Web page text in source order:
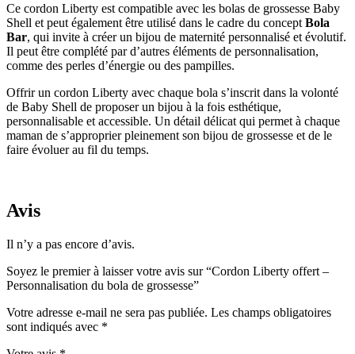
Ce cordon Liberty est compatible avec les bolas de grossesse Baby
Shell et peut également être utilisé dans le cadre du concept Bola
Bar, qui invite à créer un bijou de maternité personnalisé et évolutif.
Il peut être complété par d’autres éléments de personnalisation,
comme des perles d’énergie ou des pampilles.
Offrir un cordon Liberty avec chaque bola s’inscrit dans la volonté
de Baby Shell de proposer un bijou à la fois esthétique,
personnalisable et accessible. Un détail délicat qui permet à chaque
maman de s’approprier pleinement son bijou de grossesse et de le
faire évoluer au fil du temps.
Avis
Il n’y a pas encore d’avis.
Soyez le premier à laisser votre avis sur “Cordon Liberty offert –
Personnalisation du bola de grossesse”
Votre adresse e-mail ne sera pas publiée. Les champs obligatoires
sont indiqués avec *